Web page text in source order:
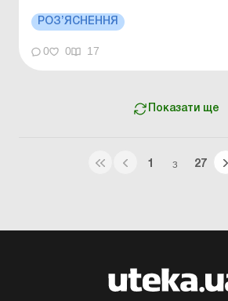
вивезення Експорт та імпорт послуг: загальні правила
обліку Для заявлення тарифних
умовах міжнародних договорів про
РОЗ’ЯСНЕННЯ
0 0 17
Показати ще
1 З 27